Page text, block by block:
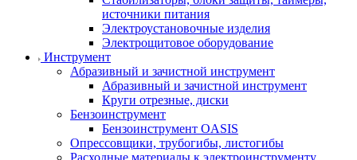
источники питания
Электроустановочные изделия
Электрощитовое оборудование
Инструмент
Абразивный и зачистной инструмент
Абразивный и зачистной инструмент
Круги отрезные, диски
Бензоинструмент
Бензоинструмент OASIS
Опрессовщики, трубогибы, листогибы
Расходные материалы к электроинструменту